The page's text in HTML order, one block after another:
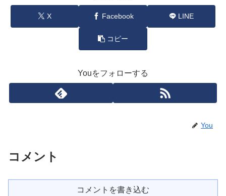
X Facebook LINE
コピー
Youをフォローする
You
コメント
コメントを書き込む